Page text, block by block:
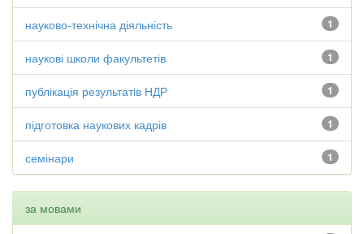
1
науково-технічна діяльність
1
наукові школи факультетів
1
публікація результатів НДР
1
підготовка наукових кадрів
1
семінари
за мовами